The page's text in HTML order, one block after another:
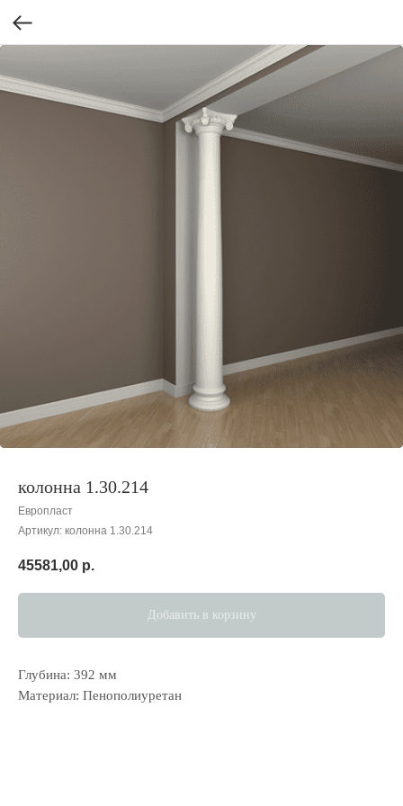
колонна 1.30.214
Европласт
Артикул: колонна 1.30.214
45581,00 р.
Добавить в корзину
Глубина: 392 мм
Материал: Пенополиуретан